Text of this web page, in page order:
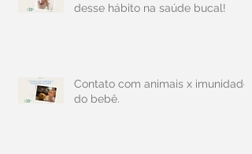
desse hábito na saúde bucal!
Contato com animais x imunidade
do bebê.